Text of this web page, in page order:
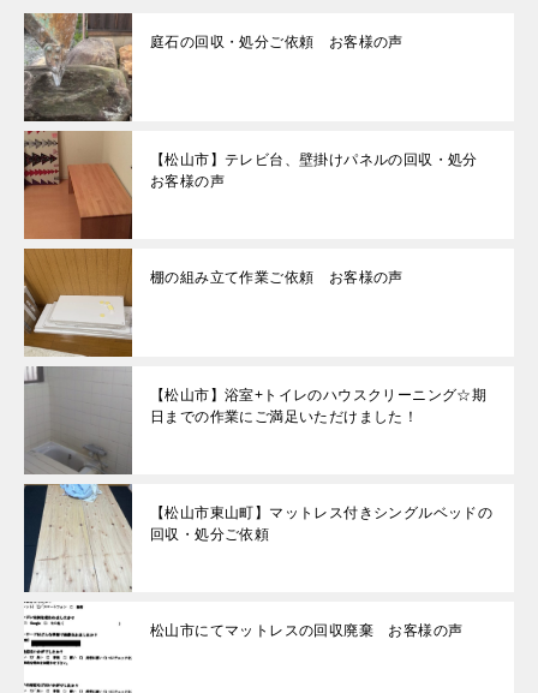
庭石の回収・処分ご依頼 お客様の声
【松山市】テレビ台、壁掛けパネルの回収・処分
お客様の声
棚の組み立て作業ご依頼 お客様の声
【松山市】浴室+トイレのハウスクリーニング☆期
日までの作業にご満足いただけました！
【松山市東山町】マットレス付きシングルベッドの
回収・処分ご依頼
松山市にてマットレスの回収廃棄 お客様の声